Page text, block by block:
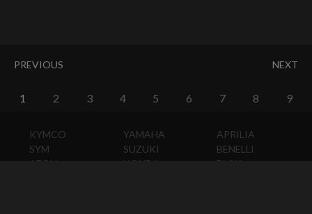
PREVIOUS NEXT
1 2 3 4 5 6 7 8 9
KYMCO
SYM
AEON
YAMAHA
SUZUKI
HONDA
APRILIA
BENELLI
BMW